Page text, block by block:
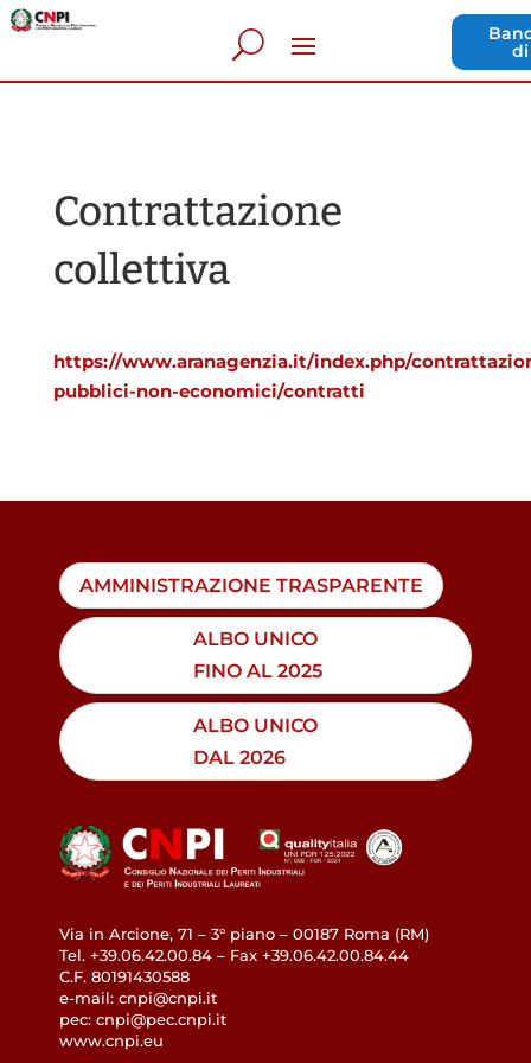
Contrattazione
collettiva
https://www.aranagenzia.it/index.php/
pubblici-non-economici/contratti
AMMINISTRAZIONE TRASPARENTE
ALBO UNICO
FINO AL 2025
ALBO UNICO
DAL 2026
Via in Arcione, 71 – 3° piano – 00187 Roma (RM)
Tel. +39.06.42.00.84 – Fax +39.06.42.00.84.44
C.F. 80191430588
e-mail: cnpi@cnpi.it
pec: cnpi@pec.cnpi.it
www.cnpi.eu